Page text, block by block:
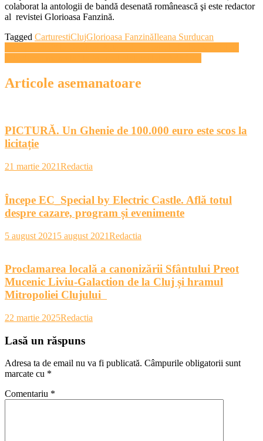
colaborat la antologii de bandă desenată românească şi este redactor
al revistei Glorioasa Fanzină.
Tagged CarturestiClujGlorioasa FanzinăIleana Surducan
Navigare
în
articole
Articole asemanatoare
PICTURĂ. Un Ghenie de 100.000 euro este scos la
licitație
21 martie 2021Redactia
Începe EC_Special by Electric Castle. Află totul
despre cazare, program și evenimente
5 august 2021 5 august 2021Redactia
Proclamarea locală a canonizării Sfântului Preot
Mucenic Liviu-Galaction de la Cluj și hramul
Mitropoliei Clujului
22 martie 2025Redactia
Lasă un răspuns
Adresa ta de email nu va fi publicată. Câmpurile obligatorii sunt
marcate cu *
Comentariu *